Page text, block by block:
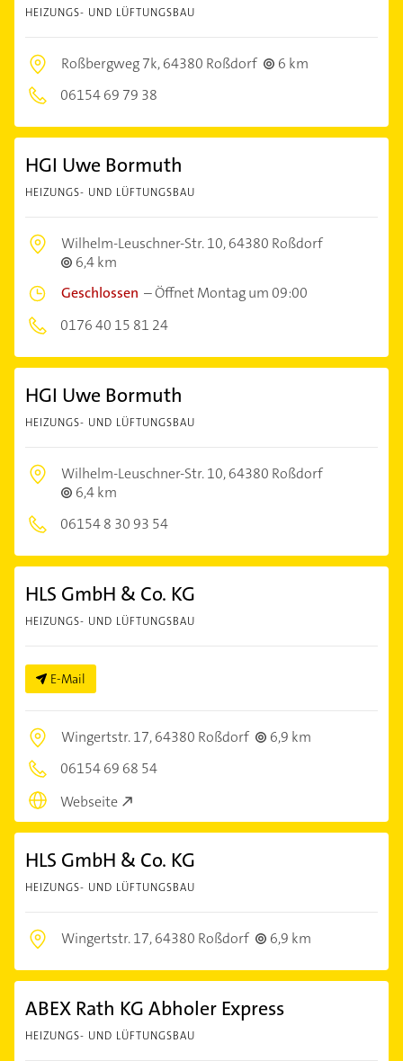
HEIZUNGS- UND LÜFTUNGSBAU
Roßbergweg 7k,64380 Roßdorf
6 km
06154 69 79 38
HGI Uwe Bormuth
HEIZUNGS- UND LÜFTUNGSBAU
Wilhelm-Leuschner-Str. 10,64380 Roßdorf
6,4 km
Geschlossen –Öffnet Montag um 09:00
0176 40 15 81 24
HGI Uwe Bormuth
HEIZUNGS- UND LÜFTUNGSBAU
Wilhelm-Leuschner-Str. 10,64380 Roßdorf
6,4 km
06154 8 30 93 54
HLS GmbH & Co. KG
HEIZUNGS- UND LÜFTUNGSBAU
E-Mail
Wingertstr. 17,64380 Roßdorf
6,9 km
06154 69 68 54
Webseite
HLS GmbH & Co. KG
HEIZUNGS- UND LÜFTUNGSBAU
Wingertstr. 17,64380 Roßdorf 6,9 km
ABEX Rath KG Abholer Express
HEIZUNGS- UND LÜFTUNGSBAU